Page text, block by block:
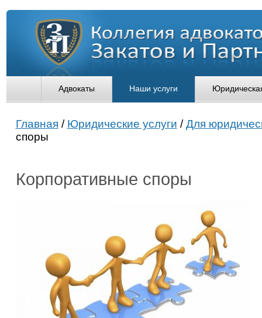
Адвокаты Наши услуги
Главная / Юридические услуги /Для
споры
Корпоративные споры